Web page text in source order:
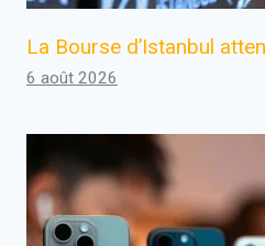
La Bourse d’Istanbul
6 août 2026